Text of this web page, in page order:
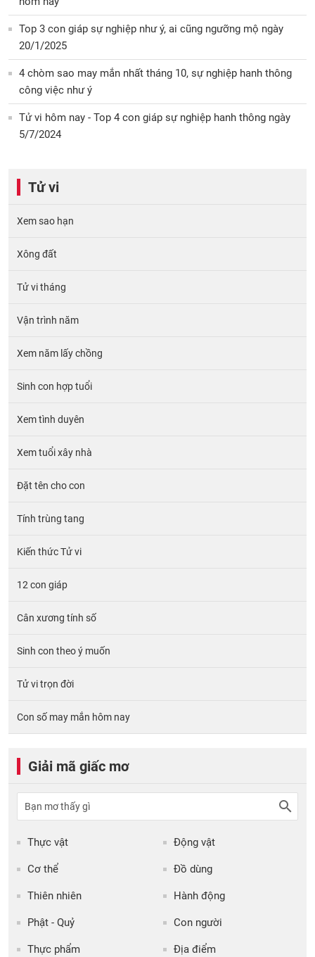
Top 3 con giáp sự nghiệp như ý, ai cũng ngưỡng mộ ngày
20/1/2025
4 chòm sao may mắn nhất tháng 10, sự nghiệp hanh thông
công việc như ý
Tử vi hôm nay - Top 4 con giáp sự nghiệp hanh thông ngày
5/7/2024
Tử vi
Xem sao hạn
Xông đất
Tử vi tháng
Vận trình năm
Xem năm lấy chồng
Sinh con hợp tuổi
Xem tình duyên
Xem tuổi xây nhà
Đặt tên cho con
Tính trùng tang
Kiến thức Tử vi
12 con giáp
Cân xương tính số
Sinh con theo ý muốn
Tử vi trọn đời
Con số may mắn hôm nay
Giải mã giấc mơ
Thực vật Động vật
Cơ thể Đồ dùng
Thiên nhiên Hành động
Phật - Quỷ Con người
Thực phẩm Địa điểm